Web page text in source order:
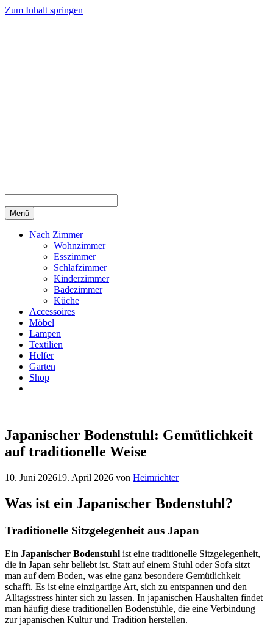
Zum Inhalt springen
Menü
Nach Zimmer
Wohnzimmer
Esszimmer
Schlafzimmer
Kinderzimmer
Badezimmer
Küche
Accessoires
Möbel
Lampen
Textilien
Helfer
Garten
Shop
Japanischer Bodenstuhl: Gemütlichkeit
auf traditionelle Weise
10. Juni 202619. April 2026 von Heimrichter
Was ist ein Japanischer Bodenstuhl?
Traditionelle Sitzgelegenheit aus Japan
Ein Japanischer Bodenstuhl ist eine traditionelle Sitzgelegenheit,
die in Japan sehr beliebt ist. Statt auf einem Stuhl oder Sofa sitzt
man auf dem Boden, was eine ganz besondere Gemütlichkeit
schafft. Es ist eine einzigartige Art, sich zu entspannen und den
Alltagsstress hinter sich zu lassen. In japanischen Haushalten findet
man häufig diese traditionellen Bodenstühle, die eine Verbindung
zur japanischen Kultur und Tradition herstellen.